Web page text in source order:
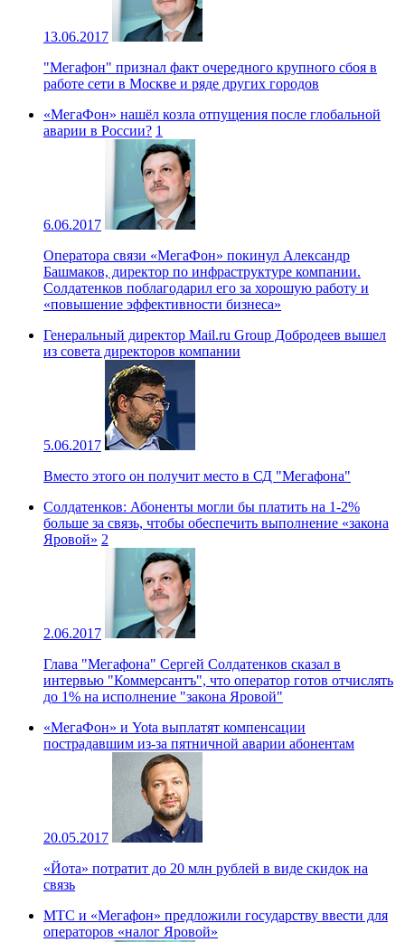
13.06.2017
"Мегафон" признал факт очередного крупного сбоя в
работе сети в Москве и ряде других городов
«МегаФон» нашёл козла отпущения после глобальной
аварии в России? 1
6.06.2017
Оператора связи «МегаФон» покинул Александр
Башмаков, директор по инфраструктуре компании.
Солдатенков поблагодарил его за хорошую работу и
«повышение эффективности бизнеса»
Генеральный директор Mail.ru Group Добродеев вышел
из совета директоров компании
5.06.2017
Вместо этого он получит место в СД "Мегафона"
Солдатенков: Абоненты могли бы платить на 1-2%
больше за связь, чтобы обеспечить выполнение «закона
Яровой» 2
2.06.2017
Глава "Мегафона" Сергей Солдатенков сказал в
интервью "Коммерсантъ", что оператор готов отчислять
до 1% на исполнение "закона Яровой"
«МегаФон» и Yota выплатят компенсации
пострадавшим из-за пятничной аварии абонентам
20.05.2017
«Йота» потратит до 20 млн рублей в виде скидок на
связь
МТС и «Мегафон» предложили государству ввести для
операторов «налог Яровой»